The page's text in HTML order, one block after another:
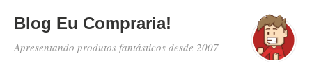
Blog Eu Compraria!
Apresentando produtos fantásticos desde 2007